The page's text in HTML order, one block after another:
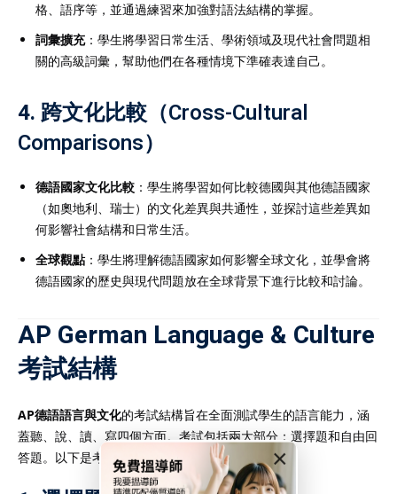
×
格、語序等，並通過練習來加強對語法結構的掌握。
詞彙擴充：學生將學習日常生活、學術領域及現代社會問題相
關的高級詞彙，幫助他們在各種情境下準確表達自己。
4. 跨文化比較（Cross-Cultural
Comparisons）
德語國家文化比較 ：學生將學習如何比較德國與其他德語國家
（如奧地利、瑞士）的文化差異與共通性，並探討這些差異如
何影響社會結構和日常生活。
全球觀點：學生將理解德語國家如何影響全球文化，並學會將
德語國家的歷史與現代問題放在全球背景下進行比較和討論。
AP German Language & Culture
考試結構
AP德語語言與文化的考試結構旨在全面測試學生的語言能力，涵
蓋聽、說、讀、寫四個方面。考試包括兩大部分：選擇題和自由回
答題。以下是考試結構的詳細介紹：